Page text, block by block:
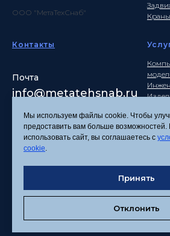
ООО "МетаТехСнаб"
Краны
Контакты
Почта
info@metatehsnab.ru
Мы используем файлы cookie. Чтобы
предоставить вам больше
использовать сайт, вы соглашаетесь с
cookie.
Принять
Отклонить